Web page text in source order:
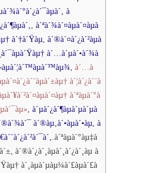
à
,à´ªà´¾à´¤àµà´¤àµà
à´†à´Ÿàµ,à´®à´¤à´¿à´²àµà
à´…à´µà´•à´¾à
,à´…à
à´¦à´¿à´¨à
à´ªàµà´°à
,à´µà´¿à´¶àµà´µà´µà
à´®àµ‚à´•àµà´•àµ,à
.à´ªàµà´°àµ‡à
,à´®à´¿à´¸àµà´¸à´¿à´¸àµ à
à´¸àµà´µàµ¼à´£àµà´£à